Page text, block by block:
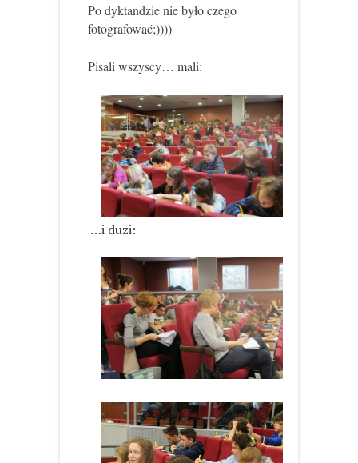
Po dyktandzie nie było czego
fotografować;))))
Pisali wszyscy… mali:
…i duzi: